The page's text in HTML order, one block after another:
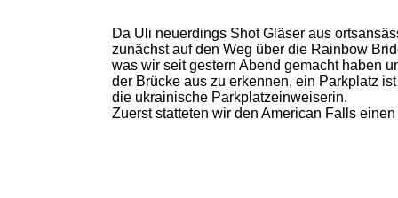
Da Uli neuerdings Shot Gläser aus
zunächst auf den Weg über die Rainbow
was wir seit gestern Abend gemacht haben
der Brücke aus zu erkennen, ein Parkplatz
die ukrainische Parkplatzeinweiserin.
Zuerst statteten wir den American Falls